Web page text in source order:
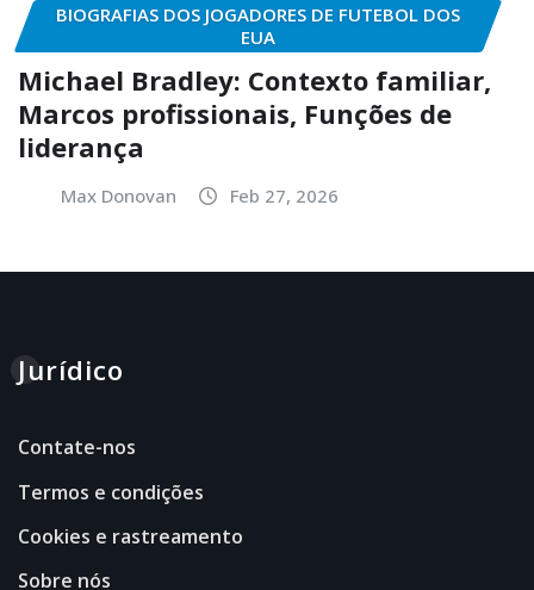
BIOGRAFIAS DOS JOGADORES DE FUTEBOL DOS
EUA
Michael Bradley: Contexto familiar,
Marcos profissionais, Funções de
liderança
Max Donovan Feb 27, 2026
Jurídico
Contate-nos
Termos e condições
Cookies e rastreamento
Sobre nós